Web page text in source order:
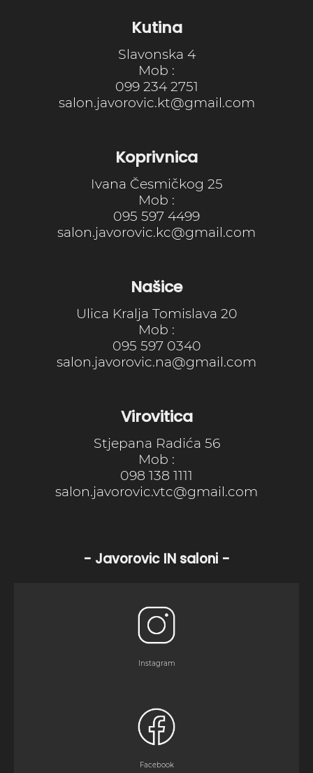
Kutina
Slavonska 4
Mob :
099 234 2751
salon.javorovic.kt@gmail.com
Koprivnica
Ivana Česmičkog 25
Mob :
095 597 4499
salon.javorovic.kc@gmail.com
Našice
Ulica Kralja Tomislava 20
Mob :
095 597 0340
salon.javorovic.na@gmail.com
Virovitica
Stjepana Radića 56
Mob :
098 138 1111
salon.javorovic.vtc@gmail.com
- Javorovic IN saloni -
Instagram
Facebook